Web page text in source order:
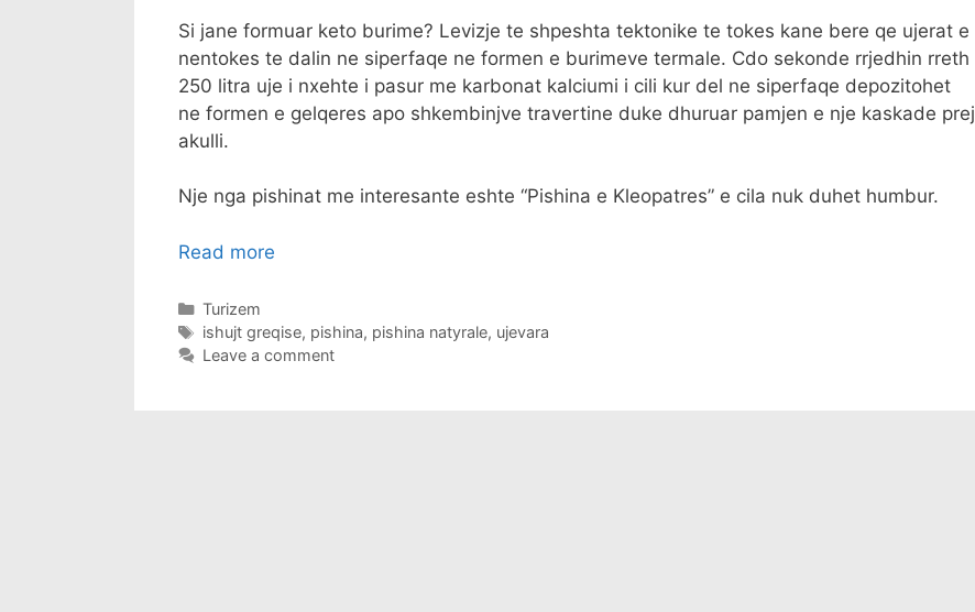
Si jane formuar keto burime? Levizje te shpeshta tektonike te tokes kane bere qe ujerat e
nentokes te dalin ne siperfaqe ne formen e burimeve termale. Cdo sekonde rrjedhin rreth
250 litra uje i nxehte i pasur me karbonat kalciumi i cili kur del ne siperfaqe depozitohet
ne formen e gelqeres apo shkembinjve travertine duke dhuruar pamjen e nje kaskade prej
akulli.
Nje nga pishinat me interesante eshte “Pishina e Kleopatres” e cila nuk duhet humbur.
Read more
Categories
Turizem
Tags
ishujt greqise, pishina, pishina natyrale, ujevara
Leave a comment